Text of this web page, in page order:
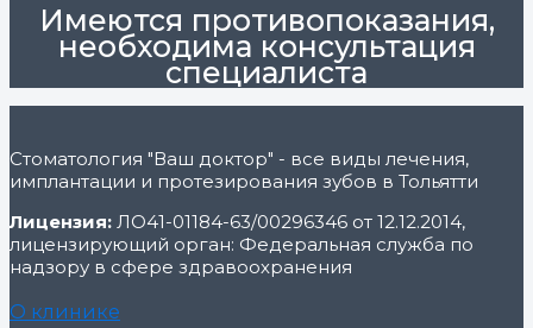
Имеются противопоказания,
необходима консультация
специалиста
Стоматология "Ваш доктор" - все виды лечения,
имплантации и протезирования зубов в Тольятти
Лицензия: ЛО41-01184-63/00296346 от 12.12.2014,
лицензирующий орган: Федеральная служба по
надзору в сфере здравоохранения
О клинике